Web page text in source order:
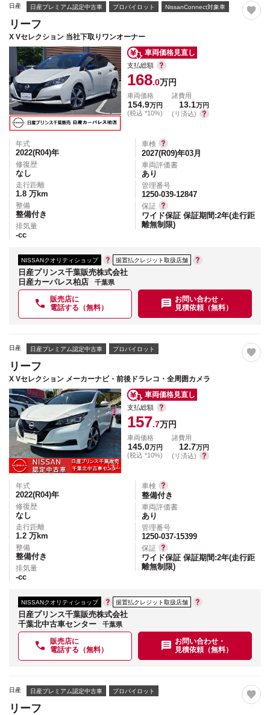
日産 日産プレミアム認定中古車 プロパイロット NissanConnect対象車
リーフ
X Vセレクション 当社下取りワンオーナー
車両価格見直し
支払総額
168.0万円
車両価格
154.9万円
(税込 *10%)
諸費用
13.1万円
(リ済込)
年式
2022(R04)年
修復歴
なし
走行距離
1.8 万km
整備
整備付き
排気量
-cc
車検
2027(R09)年03月
車両評価書
あり
管理番号
1250-039-12847
保証
ワイド保証 保証期間:2年(走行距
離無制限)
NISSANクオリティショップ 据置払クレジット取扱店舗
日産プリンス千葉販売株式会社
日産カーパレス柏店
千葉県
販売店に
電話する（無料）
お問い合わせ・
見積依頼（無料）
日産 日産プレミアム認定中古車 プロパイロット
リーフ
X Vセレクション メーカーナビ・前後ドラレコ・全周囲カメラ
車両価格見直し
支払総額
157.7万円
車両価格
145.0万円
(税込 *10%)
諸費用
12.7万円
(リ済込)
年式
2022(R04)年
修復歴
なし
走行距離
1.2 万km
整備
整備付き
排気量
-cc
車検
整備付き
車両評価書
あり
管理番号
1250-037-15399
保証
ワイド保証 保証期間:2年(走行距
離無制限)
NISSANクオリティショップ 据置払クレジット取扱店舗
日産プリンス千葉販売株式会社
千葉北中古車センター
千葉県
販売店に
電話する（無料）
お問い合わせ・
見積依頼（無料）
日産 日産プレミアム認定中古車 プロパイロット
リーフ